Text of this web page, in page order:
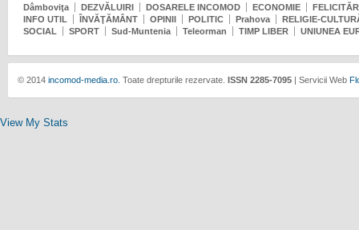
Dâmboviţa
DEZVĂLUIRI DOSARELE INCOMOD ECONOMIE
INFO UTIL
ÎNVĂŢĂMÂNT OPINII POLITIC Prahova
RELIGIE-
SOCIAL
SPORT Sud-Muntenia Teleorman TIMP LIBER UNIUNEA
© 2014incomod-media.ro. Toate drepturile rezervate. ISSN 2285-7095| Servicii Web
View My Stats